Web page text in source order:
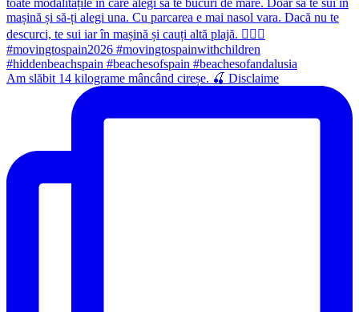
Am slăbit 14 kilograme mâncând cireșe. 🍒 Disclaime